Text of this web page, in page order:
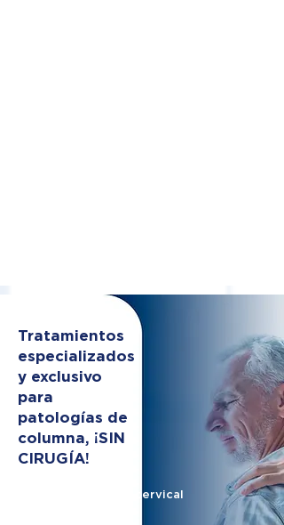
Tratamientos
especializados
y exclusivo
para
patologías de
columna, ¡SIN
CIRUGÍA!
Hernia de disco cervical